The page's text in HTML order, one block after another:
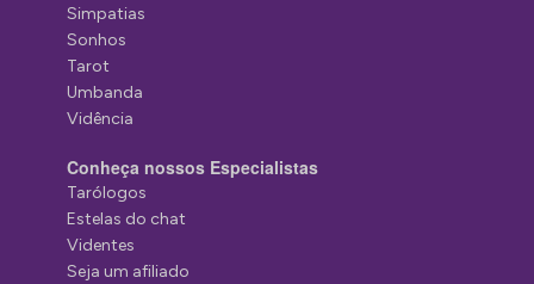
Simpatias
Sonhos
Tarot
Umbanda
Vidência
Conheça nossos Especialistas
Tarólogos
Estelas do chat
Videntes
Seja um afiliado